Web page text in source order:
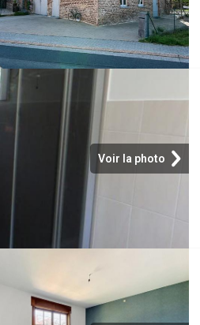
Voir la photo